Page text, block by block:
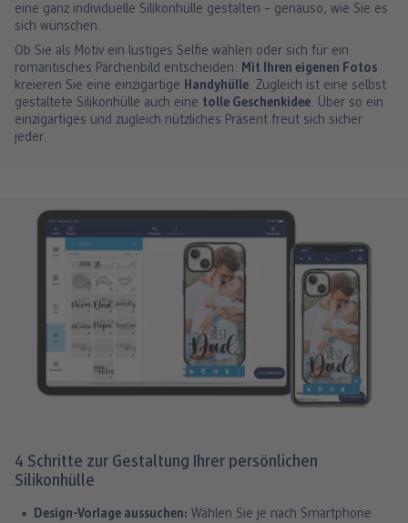
eine ganz individuelle Silikonhülle gestalten – genauso, wie Sie es
sich wünschen.
Ob Sie als Motiv ein lustiges Selfie wählen oder sich für ein
romantisches Pärchenbild entscheiden: Mit Ihren eigenen Fotos
kreieren Sie eine einzigartige Handyhülle. Zugleich ist eine selbst
gestaltete Silikonhülle auch eine tolle Geschenkidee. Über so ein
einzigartiges und zugleich nützliches Präsent freut sich sicher
jeder.
4 Schritte zur Gestaltung Ihrer persönlichen
Silikonhülle
Design-Vorlage aussuchen: Wählen Sie je nach Smartphone